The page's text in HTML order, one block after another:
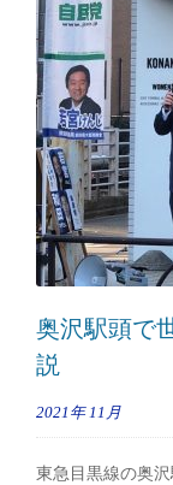
奥沢駅頭で
説
2021年 11月
東急目黒線の奥